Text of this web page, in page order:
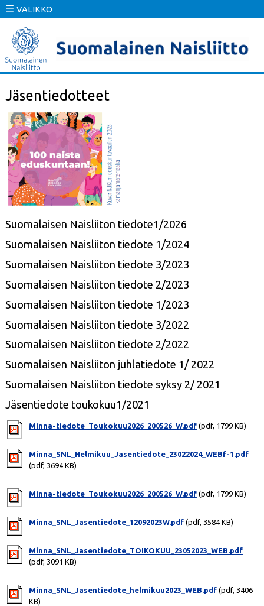
☰ VALIKKO
Jäsentiedotteet
Suomalaisen Naisliiton tiedote1/2026
Suomalaisen Naisliiton tiedote 1/2024
Suomalaisen Naisliiton tiedote 3/2023
Suomalaisen Naisliiton tiedote 2/2023
Suomalaisen Naisliiton tiedote 1/2023
Suomalaisen Naisliiton tiedote 3/2022
Suomalaisen Naisliiton tiedote 2/2022
Suomalaisen Naisliiton juhlatiedote 1/ 2022
Suomalaisen Naisliiton tiedote syksy 2/ 2021
Jäsentiedote toukokuu1/2021
Minna-tiedote_Toukokuu2026_200526_W.pdf(pdf, 1799 KB)
Minna_SNL_Helmikuu_Jasentiedote_23022024_WEBf-1.pdf
(pdf, 3694 KB)
Minna-tiedote_Toukokuu2026_200526_W.pdf(pdf, 1799 KB)
Minna_SNL_Jasentiedote_12092023W.pdf(pdf, 3584 KB)
Minna_SNL_Jasentiedote_TOIKOKUU_23052023_WEB.pdf
(pdf, 3091 KB)
Minna_SNL_Jasentiedote_helmikuu2023_WEB.pdf(pdf, 3406
KB)